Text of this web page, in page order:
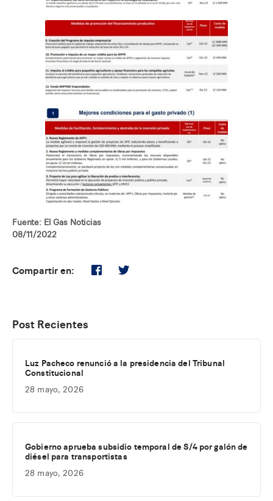
Fuente: El Gas Noticias
08/11/2022
Compartir en:
Post Recientes
Luz Pacheco renunció a la presidencia del Tribunal
Constitucional
28 mayo, 2026
Gobierno aprueba subsidio temporal de S/4 por galón de
diésel para transportistas
28 mayo, 2026